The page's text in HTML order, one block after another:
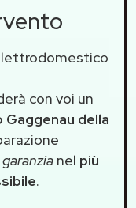
con voi un
della
nel più
.